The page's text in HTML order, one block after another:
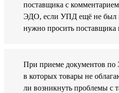
поставщика с
ЭДО, если УПД ещё не был
нужно просить
При приеме документов
в которых товары не
ли возникнуть проблемы с